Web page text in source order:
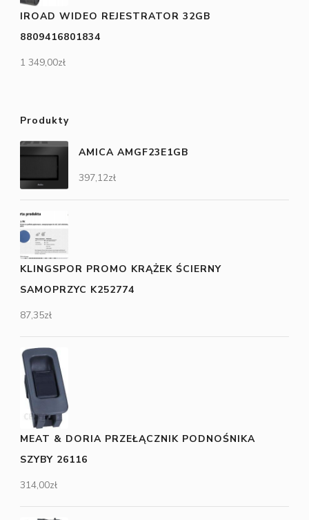
IROAD WIDEO REJESTRATOR 32GB
8809416801834
1 349,00zł
Produkty
AMICA AMGF23E1GB
397,12zł
KLINGSPOR PROMO KRĄŻEK ŚCIERNY
SAMOPRZYC K252774
87,35zł
MEAT & DORIA PRZEŁĄCZNIK PODNOŚNIKA
SZYBY 26116
314,00zł